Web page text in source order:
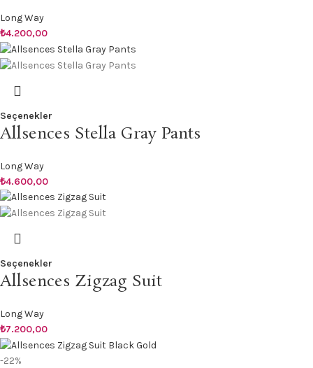
Long Way
₺4.200,00
Seçenekler
Allsences Stella Gray Pants
Long Way
₺4.600,00
Seçenekler
Allsences Zigzag Suit
Long Way
₺7.200,00
-22%